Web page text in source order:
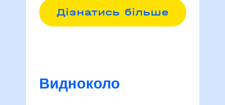
Дізнатись більше
Видноколо